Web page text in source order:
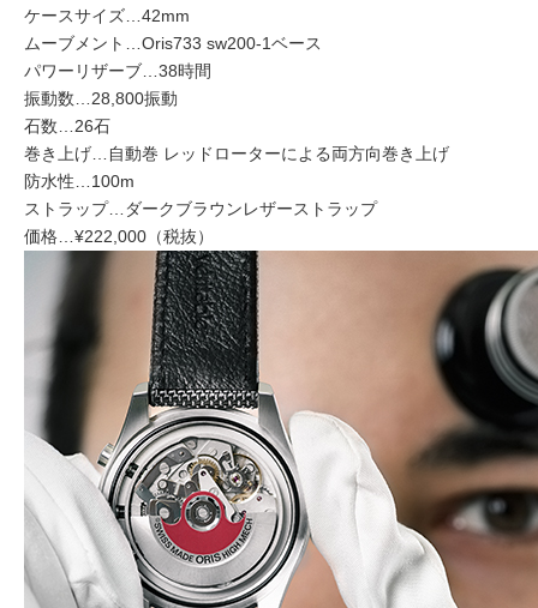
ケースサイズ…42mm
ムーブメント…Oris733 sw200-1ベース
パワーリザーブ…38時間
振動数…28,800振動
石数…26石
巻き上げ…自動巻 レッドローターによる両方向巻き上げ
防水性…100m
ストラップ…ダークブラウンレザーストラップ
価格…¥222,000（税抜）